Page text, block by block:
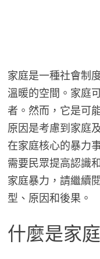
家庭是一種社會制
溫暖的空間。家庭
者。然而，它是可
原因是考慮到家庭
在家庭核心的暴力
需要民眾提高認識
家庭暴力，請繼續
型、原因和後果。
什麼是家